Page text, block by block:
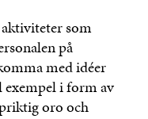
som
på
med idéer
i form av
oro och